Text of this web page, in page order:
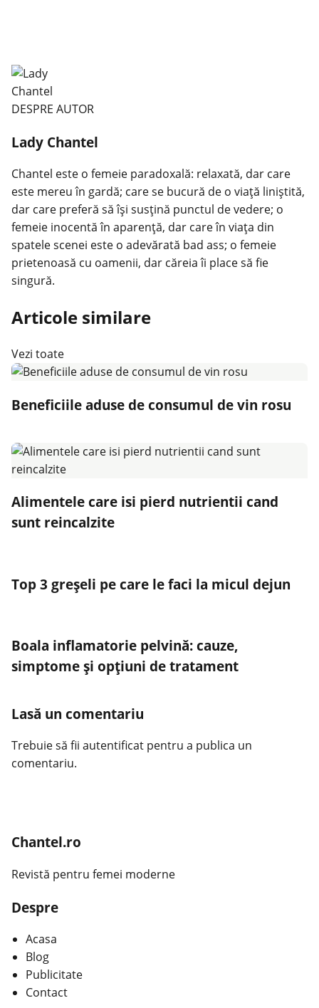
DESPRE AUTOR
Lady Chantel
Chantel este o femeie paradoxală: relaxată, dar care
este mereu în gardă; care se bucură de o viaţă liniştită,
dar care preferă să îşi susţină punctul de vedere; o
femeie inocentă în aparenţă, dar care în viaţa din
spatele scenei este o adevărată bad ass; o femeie
prietenoasă cu oamenii, dar căreia îi place să fie
singură.
Articole similare
Vezi toate
Beneficiile aduse de consumul de vin rosu
Alimentele care isi pierd nutrientii cand
sunt reincalzite
Top 3 greşeli pe care le faci la micul dejun
Boala inflamatorie pelvină: cauze,
simptome și opțiuni de tratament
Lasă un comentariu
Trebuie să fii autentificat pentru a publica un
comentariu.
Chantel.ro
Revistă pentru femei moderne
Despre
Acasa
Blog
Publicitate
Contact